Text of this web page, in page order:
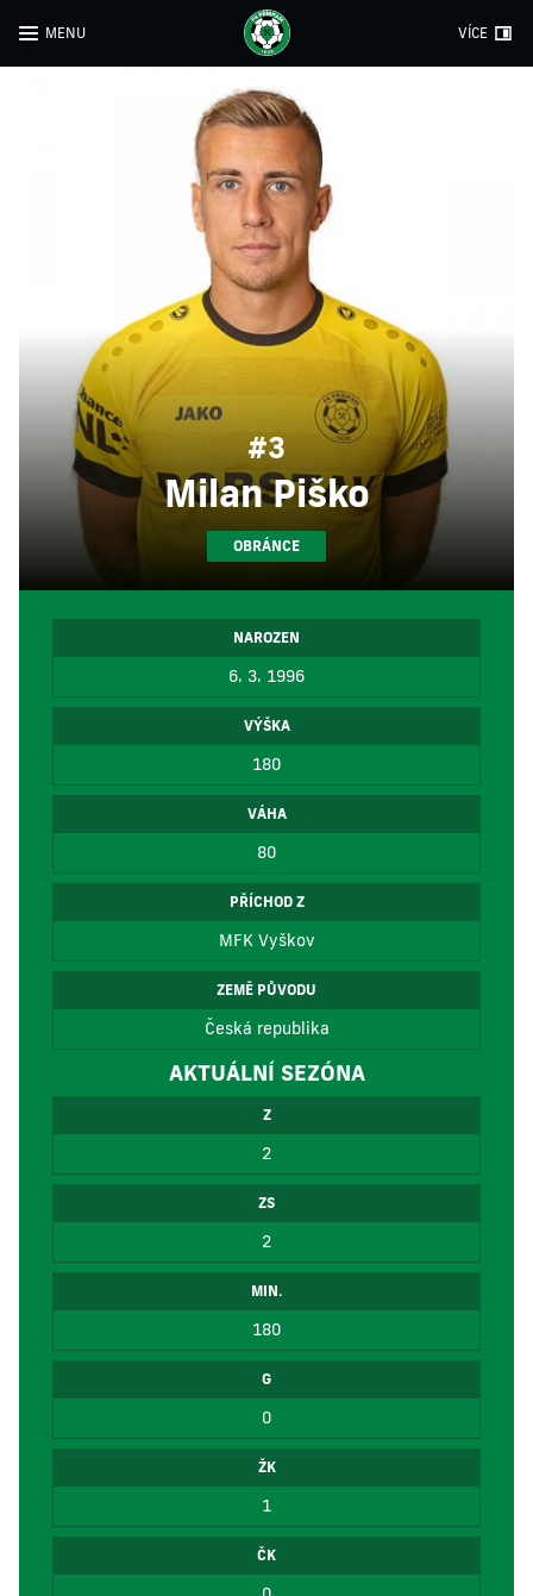
MENU VÍCE
#3
Milan Piško
OBRÁNCE
NAROZEN
6. 3. 1996
VÝŠKA
180
VÁHA
80
PŘÍCHOD Z
MFK Vyškov
ZEMĚ PŮVODU
Česká republika
AKTUÁLNÍ SEZÓNA
Z
2
ZS
2
MIN.
180
G
0
ŽK
1
ČK